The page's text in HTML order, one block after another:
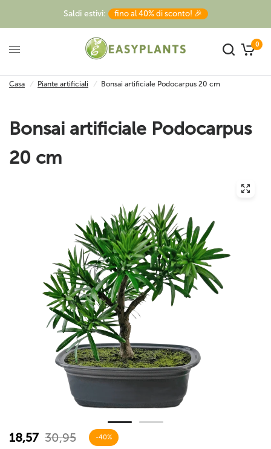
Saldi estivi: fino al 40% di sconto! 🎉
0
Casa / Piante artificiali / Bonsai artificiale Podocarpus 20 cm
Bonsai artificiale Podocarpus
20 cm
18,57 30,95 -40%